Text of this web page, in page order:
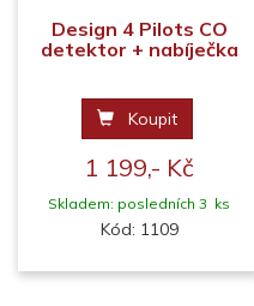
Design 4 Pilots CO
detektor + nabíječka
Koupit
1 199,- Kč
Skladem: posledních 3 ks
Kód: 1109